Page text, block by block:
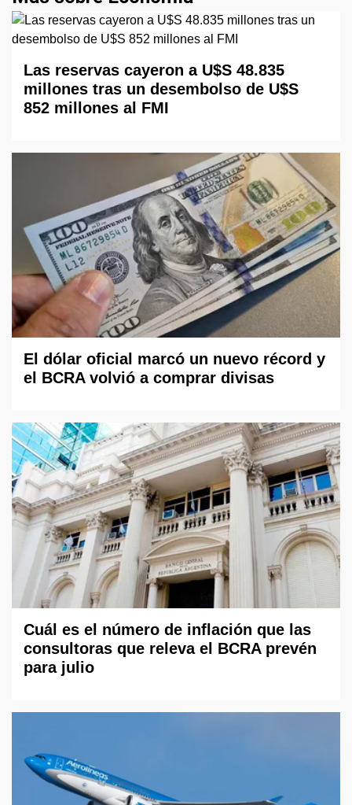
Las reservas cayeron a U$S 48.835
millones tras un desembolso de U$S
852 millones al FMI
El dólar oficial marcó un nuevo récord y
el BCRA volvió a comprar divisas
Cuál es el número de inflación que las
consultoras que releva el BCRA prevén
para julio